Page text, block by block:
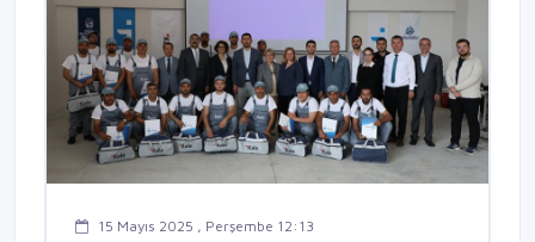
15 Mayıs 2025 , Perşembe 12:13